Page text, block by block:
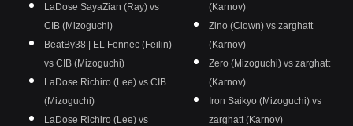
LaDose SayaZian (Ray) vs
CIB (Mizoguchi)
BeatBy38 | EL Fennec (Feilin)
vs CIB (Mizoguchi)
LaDose Richiro (Lee) vs CIB
(Mizoguchi)
LaDose Richiro (Lee) vs
(Karnov)
Zino (Clown) vs zarghatt
(Karnov)
Zero (Mizoguchi) vs zarghatt
(Karnov)
Iron Saikyo (Mizoguchi) vs
zarghatt (Karnov)